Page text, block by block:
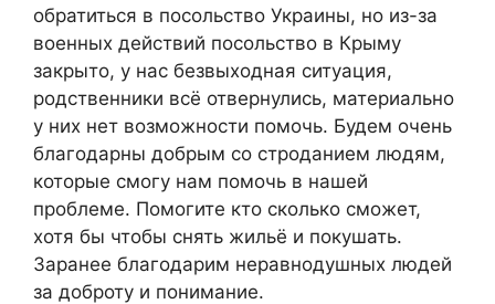
обратиться в посольство Украины, но из-за
военных действий посольство в Крыму
закрыто, у нас безвыходная ситуация,
родственники всё отвернулись, материально
у них нет возможности помочь. Будем очень
благодарны добрым со строданием людям,
которые смогу нам помочь в нашей
проблеме. Помогите кто сколько сможет,
хотя бы чтобы снять жильё и покушать.
Заранее благодарим неравнодушных людей
за доброту и понимание.